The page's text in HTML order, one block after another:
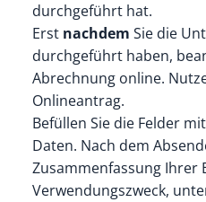
durchgeführt hat.
Erst nachdem Sie die
durchgeführt haben,
Abrechnung online.
Onlineantrag.
Befüllen Sie die Felder
Daten. Nach dem
Zusammenfassung Ihrer
Verwendungszweck,